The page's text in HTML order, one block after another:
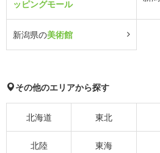
ッピングモール
新潟県の美術館
その他のエリアから探す
北海道 東北
北陸 東海